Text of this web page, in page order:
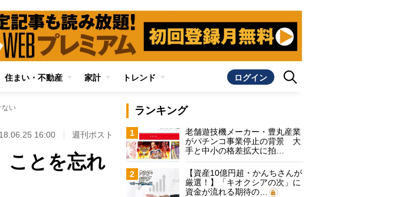
住まい・不動産 家計 トレンド ログイン
ない
16:00 週刊ポスト
ことを忘れ
ランキング
1
老舗遊技機メーカー・豊丸産業
がパチンコ事業停止の背景 大
手と中小の格差拡大に拍…
2
【資産10億円超・かんちさんが
厳選！】「キオクシアの次」に
資金が流れる期待の…